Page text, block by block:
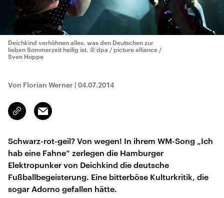
Deichkind verhöhnen alles, was den Deutschen zur
lieben Sommerzeit heilig ist. © dpa / picture alliance /
Sven Hoppe
Von Florian Werner | 04.07.2014
Link
kopieren/teilen
Email
Schwarz-rot-geil? Von wegen! In ihrem WM-Song „Ich
hab eine Fahne“ zerlegen die Hamburger
Elektropunker von Deichkind die deutsche
Fußballbegeisterung. Eine bitterböse Kulturkritik, die
sogar Adorno gefallen hätte.